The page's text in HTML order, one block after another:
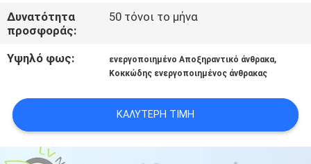
ΕΠΙΚΟΙΝΩΝΉΣΤΕ
ΜΑΖΊ
ΜΑΣ
ΕΙΔΉΣΕΙΣ
ΥΠΟΘΈΣΕΙΣ
Δυνατότητα
προσφοράς:
50 τόνοι το μήνα
Υψηλό φως: ενεργοποιημένο Αποξηραντικό άνθρακα,
Κοκκώδης ενεργοποιημένος άνθρακας
ΚΑΛΎΤΕΡΗ ΤΙΜΉ